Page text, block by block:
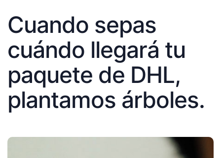
Cuando sepas
cuándo llegará tu
paquete de DHL,
plantamos árboles.